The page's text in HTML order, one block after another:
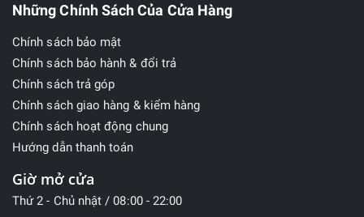
Những Chính Sách Của Cửa Hàng
Chính sách bảo mật
Chính sách bảo hành & đổi trả
Chính sách trả góp
Chính sách giao hàng & kiểm hàng
Chính sách hoạt động chung
Hướng dẫn thanh toán
Giờ mở cửa
Thứ 2 - Chủ nhật / 08:00 - 22:00